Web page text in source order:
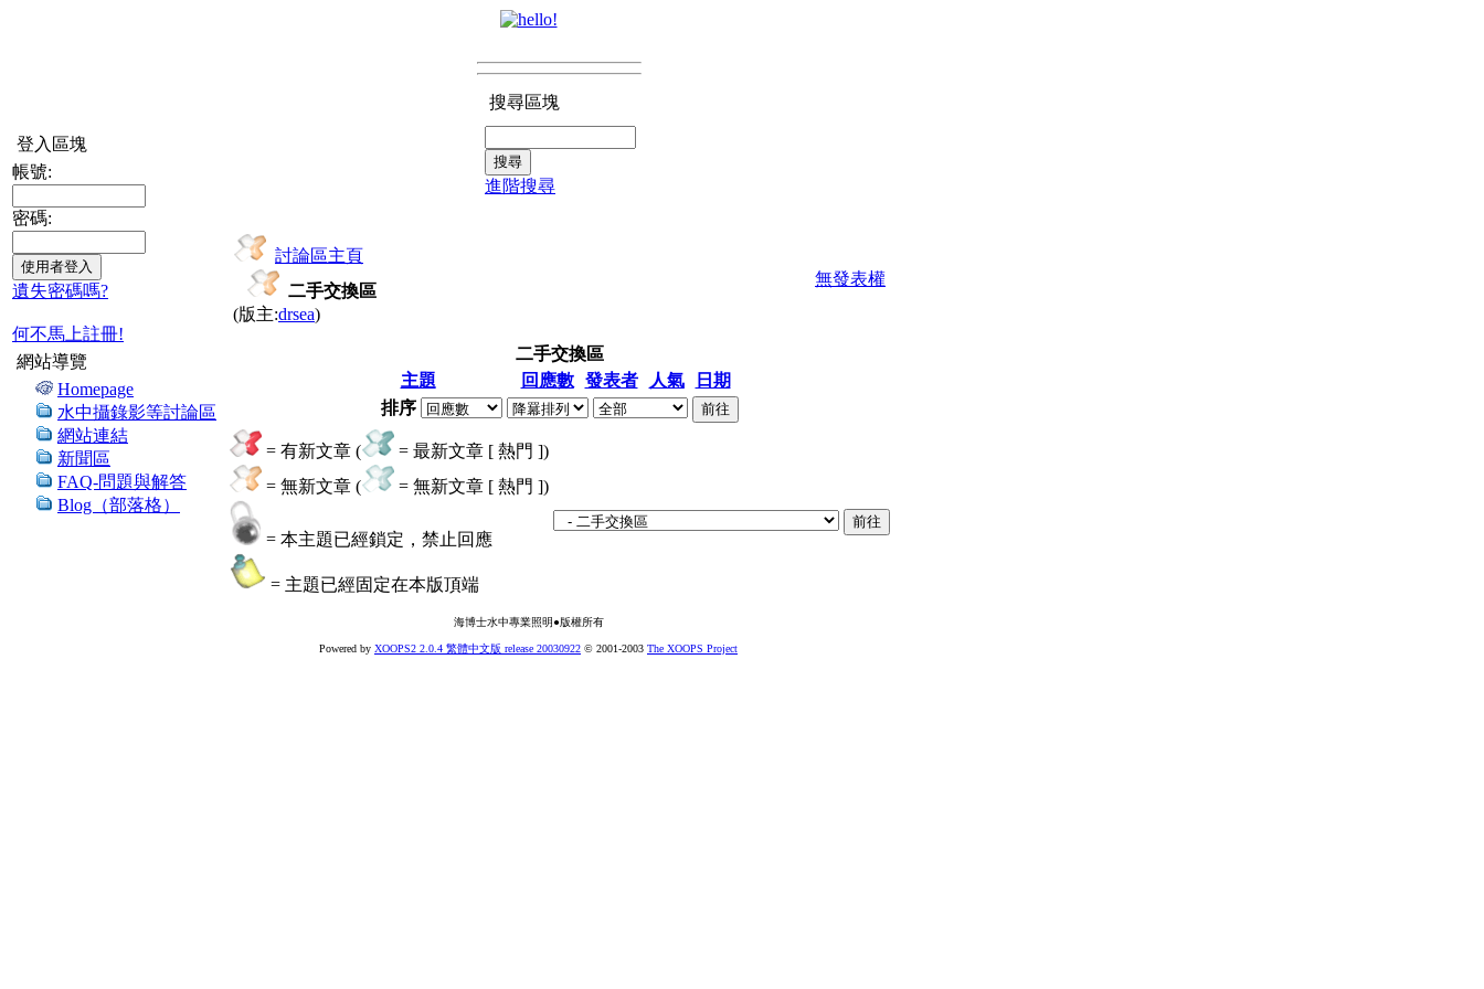
登入區塊
帳號:
密碼:
遺失密碼嗎?
何不馬上註冊!
網站導覽
Homepage
水中攝錄影等討論區
網站連結
新聞區
FAQ-問題與解答
Blog（部落格）
搜尋區塊
進階搜尋
討論區主頁
二手交換區
(版主:drsea)
無發表權
二手交換區
主題
回應數 發表者 人氣
日期
排序
= 有新文章 (
= 最新文章 [ 熱門 ])
= 無新文章 (
= 無新文章 [ 熱門 ])
= 本主題已經鎖定，禁止回應
= 主題已經固定在本版頂端
海博士水中專業照明●版權所有
Powered by XOOPS2 2.0.4 繁體中文版 release 20030922 © 2001-2003 The XOOPS Project